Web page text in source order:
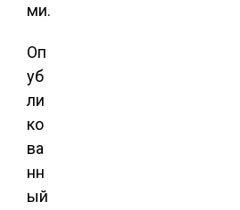
ми.
Оп
уб
ли
ко
ва
нн
ый